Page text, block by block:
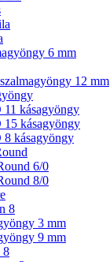
6 mm
12 mm
kásagyöngy
kásagyöngy
kásagyöngy
6/0
8/0
8
3 mm
9 mm
8